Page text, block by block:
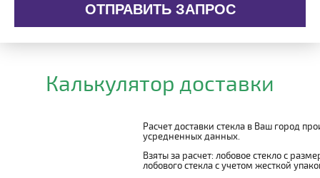
ОТПРАВИТЬ ЗАПРОС
Калькулятор доставки
Расчет доставки стекла в Ваш город
усредненных данных.
Взяты за расчет: лобовое стекло с
лобового стекла с учетом жесткой